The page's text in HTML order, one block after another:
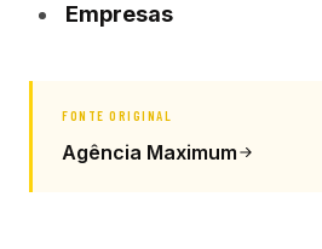
Empresas
FONTE ORIGINAL
Agência Maximum